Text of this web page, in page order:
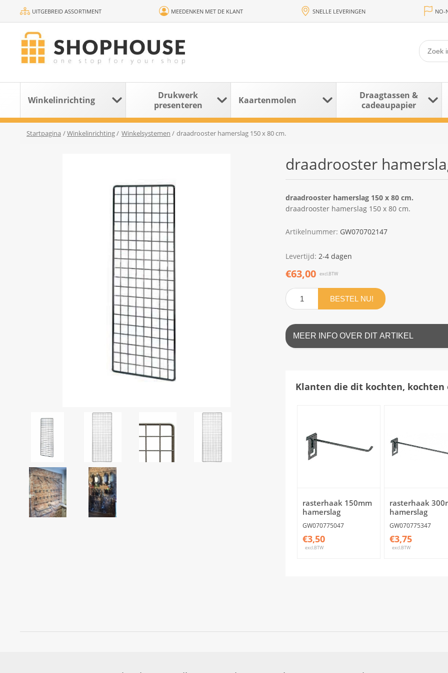
UITGEBREID ASSORTIMENT MEEDENKEN MET DE KLANT SNELLE LEVERINGEN NO-
Winkelinrichting
Drukwerk
presenteren
Kaartenmolen
Draagtassen &
cadeaupapier
Startpagina /Winkelinrichting/ Winkelsystemen / draadrooster hamerslag 150 x 80 cm.
draadrooster
draadrooster hamerslag 150 x 80 cm.
draadrooster hamerslag 150 x 80 cm.
Artikelnummer: GW070702147
Levertijd: 2-4 dagen
€63,00 excl.BTW
BESTEL NU!
MEER INFO OVER DIT ARTIKEL
Klanten die dit kochten, kochten
rasterhaak 150mm
hamerslag
GW070775047
€3,50
excl.BTW
rasterhaak
hamerslag
GW070775347
€3,75
excl.BTW